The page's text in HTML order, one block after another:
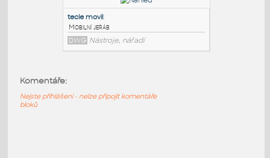
Portable-Toilet:
Mobilní WC pro staveniště
RFA Exteriéry
Exteriéry
Komentáře:
Nejste přihlášeni - nelze připojit komentáře
bloků